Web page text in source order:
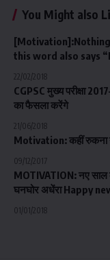
You Might also
this word also says
22/02/2018
CGPSC मुख्य परीक्षा
का फैसला करेंगे
21/06/2018
Motivation: कहीं रुकना
09/12/2017
MOTIVATION: नए साल
घनघोर अधेंरा Happy
01/01/2018